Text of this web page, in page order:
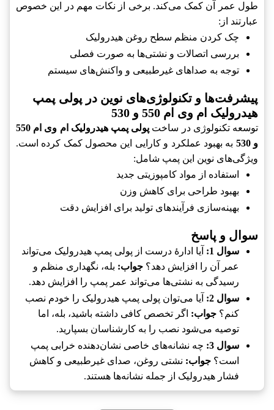
طول عمر آن کمک می‌کند. برخی از نکات مهم در این خصوص
عبارتند از:
چک کردن منظم سطح روغن هیدرولیک
بررسی اتصالات و نشتی‌ها به صورت فصلی
توجه به صداهای غیرطبیعی و واکنش‌های سیستم
پیشرفت‌ها و تکنولوژی‌های نوین در پولی پمپ
هیدرولیک ام وی ام 550 و 530
توسعه تکنولوژی در ساخت
پولی پمپ هیدرولیک ام وی ام 550
و 530
به بهبود عملکرد و کارایی این محصول کمک کرده است.
ویژگی‌های نوین این پمپ شامل:
استفاده از مواد کامپوزیتی جدید
بهبود طراحی برای کاهش وزن
بهینه‌سازی فرآیندهای تولید برای افزایش دقت
سوال و پاسخ
سوال 1:
آیا ادارۀ درست از پولی پمپ هیدرولیک می‌تواند
عمر آن را افزایش دهد؟ جواب: بله، نگهداری منظم و
رسیدگی به نشتی‌ها می‌تواند عمر پمپ را افزایش دهد.
سوال 2:
آیا می‌توان پولی پمپ هیدرولیک را خودم نصب
کنم؟ جواب: اگر تخصص کافی داشته باشید، بله، اما
توصیه می‌شود نصب را به کارشناسان بسپارید.
سوال 3:
چه نشانه‌های خاصی نشان‌دهنده خرابی پمپ
است؟ جواب: نشتی روغن، صدای غیرطبیعی و کاهش
فشار هیدرولیک از جمله نشانه‌ها هستند.